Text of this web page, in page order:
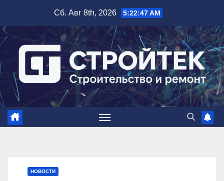
содержимому
Сб. Авг 8th, 2026 5:22:48 AM
НОВОСТИ